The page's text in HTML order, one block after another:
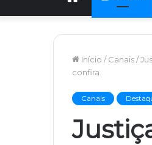
Início / Canais/
confira
Canais